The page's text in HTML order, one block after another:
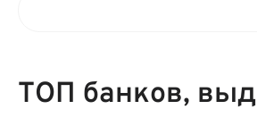
ТОП банков,